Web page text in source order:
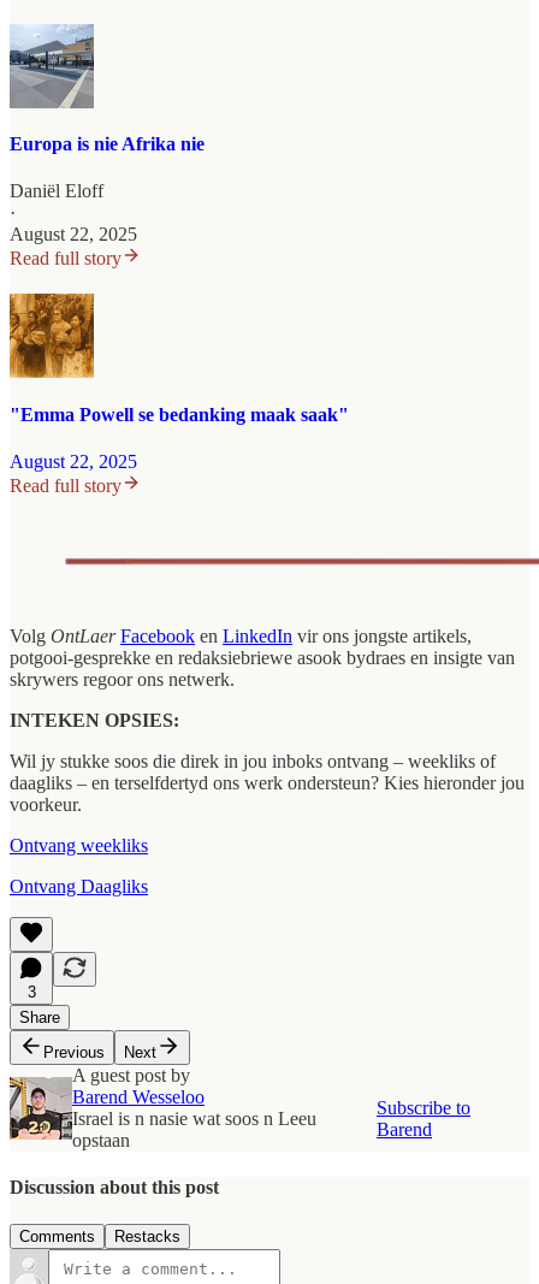
Europa is nie Afrika nie
Daniël Eloff
·
August 22, 2025
Read full story
"Emma Powell se bedanking maak saak"
August 22, 2025
Read full story
Volg OntLaer Facebook en LinkedIn vir ons jongste artikels,
potgooi-gesprekke en redaksiebriewe asook bydraes en insigte van
skrywers regoor ons netwerk.
INTEKEN OPSIES:
Wil jy stukke soos die direk in jou inboks ontvang – weekliks of
daagliks – en terselfdertyd ons werk ondersteun? Kies hieronder jou
voorkeur.
Ontvang weekliks
Ontvang Daagliks
3
Share
Previous
Next
A guest post by
Barend Wesseloo
Israel is n nasie wat soos n Leeu
opstaan
Subscribe to
Barend
Discussion about this post
Comments Restacks